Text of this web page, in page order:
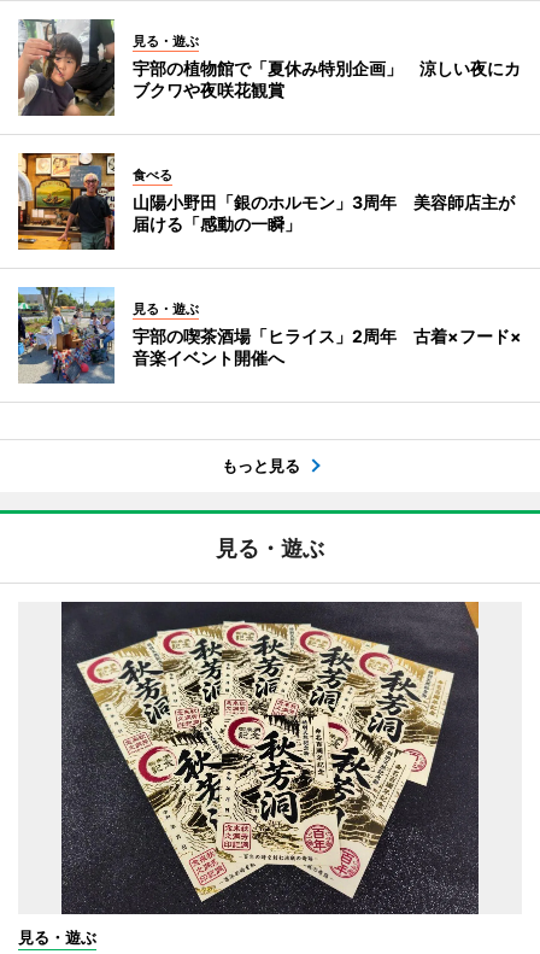
見る・遊ぶ
宇部の植物館で「夏休み特別企画」 涼しい夜にカ
ブクワや夜咲花観賞
食べる
山陽小野田「銀のホルモン」3周年 美容師店主が
届ける「感動の一瞬」
見る・遊ぶ
宇部の喫茶酒場「ヒライス」2周年 古着×フード×
音楽イベント開催へ
もっと見る
見る・遊ぶ
見る・遊ぶ